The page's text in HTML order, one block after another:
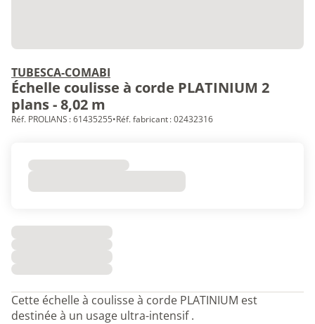
TUBESCA-COMABI
Échelle coulisse à corde PLATINIUM 2
plans - 8,02 m
Réf. PROLIANS : 61435255•Réf. fabricant : 02432316
Cette échelle à coulisse à corde PLATINIUM est
destinée à un usage ultra-intensif .